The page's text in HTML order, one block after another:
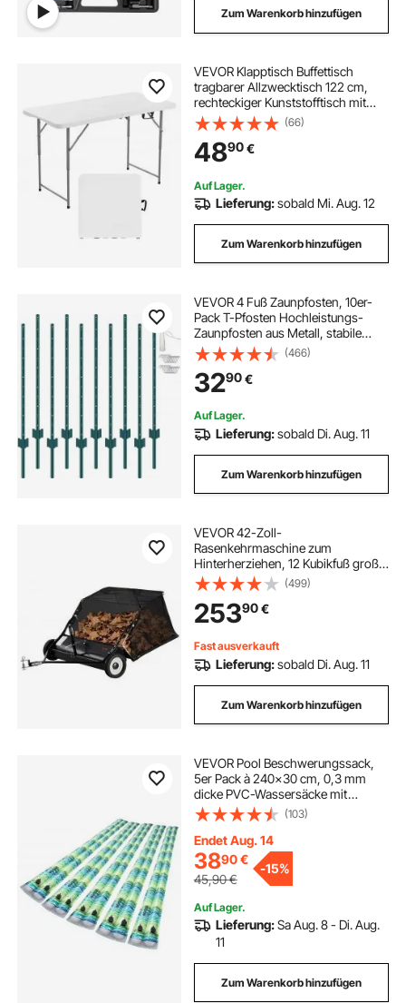
Zum Warenkorb hinzufügen
VEVOR Klapptisch Buffettisch
tragbarer Allzwecktisch 122 cm,
rechteckiger Kunststofftisch mit
verstellbarer Höhe & integriertem
Griff, Gartentisch Campingtisch für
Partys Picknick Camping, weiß
(66)
4890€
Auf Lager.
Lieferung:sobald Mi. Aug. 12
Zum Warenkorb hinzufügen
VEVOR 4 Fuß Zaunpfosten, 10er-
Pack T-Pfosten Hochleistungs-
Zaunpfosten aus Metall, stabile
Zaunpfähle aus Stahl für Gartenhof,
Rasen, Bauernhöfe und
Maschendrahtzäune im Freien,
grün
(466)
3290€
Auf Lager.
Lieferung:sobald Di. Aug. 11
Zum Warenkorb hinzufügen
VEVOR 42-Zoll-
Rasenkehrmaschine zum
Hinterherziehen, 12 Kubikfuß große
Graskehrmaschine zum
Hinterherziehen, robuster Laub-
und Grassammler mit Kippseil-
Design, einstellbare Kehrhöhe zum
Aufsammeln von Abfall und Gras
(499)
25390€
Fast ausverkauft
Lieferung:sobald Di. Aug. 11
Zum Warenkorb hinzufügen
VEVOR Pool Beschwerungssack,
5er Pack à 240x30 cm, 0,3 mm
dicke PVC-Wassersäcke mit
Reflektorstreifen u. mit
auslaufsicherem
Schraubverschluss, zur Befestigung
von Poolabdeckungen im Winter,
grün
(103)
Endet Aug. 14
3890€
45,90€
-15%
Auf Lager.
Lieferung:Sa Aug. 8 - Di. Aug.
11
Zum Warenkorb hinzufügen